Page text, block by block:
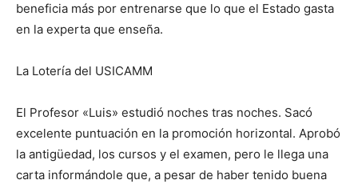
beneficia más por entrenarse que lo que el Estado gasta
en la experta que enseña.
La Lotería del USICAMM
El Profesor «Luis» estudió noches tras noches. Sacó
excelente puntuación en la promoción horizontal. Aprobó
la antigüedad, los cursos y el examen, pero le llega una
carta informándole que, a pesar de haber tenido buena